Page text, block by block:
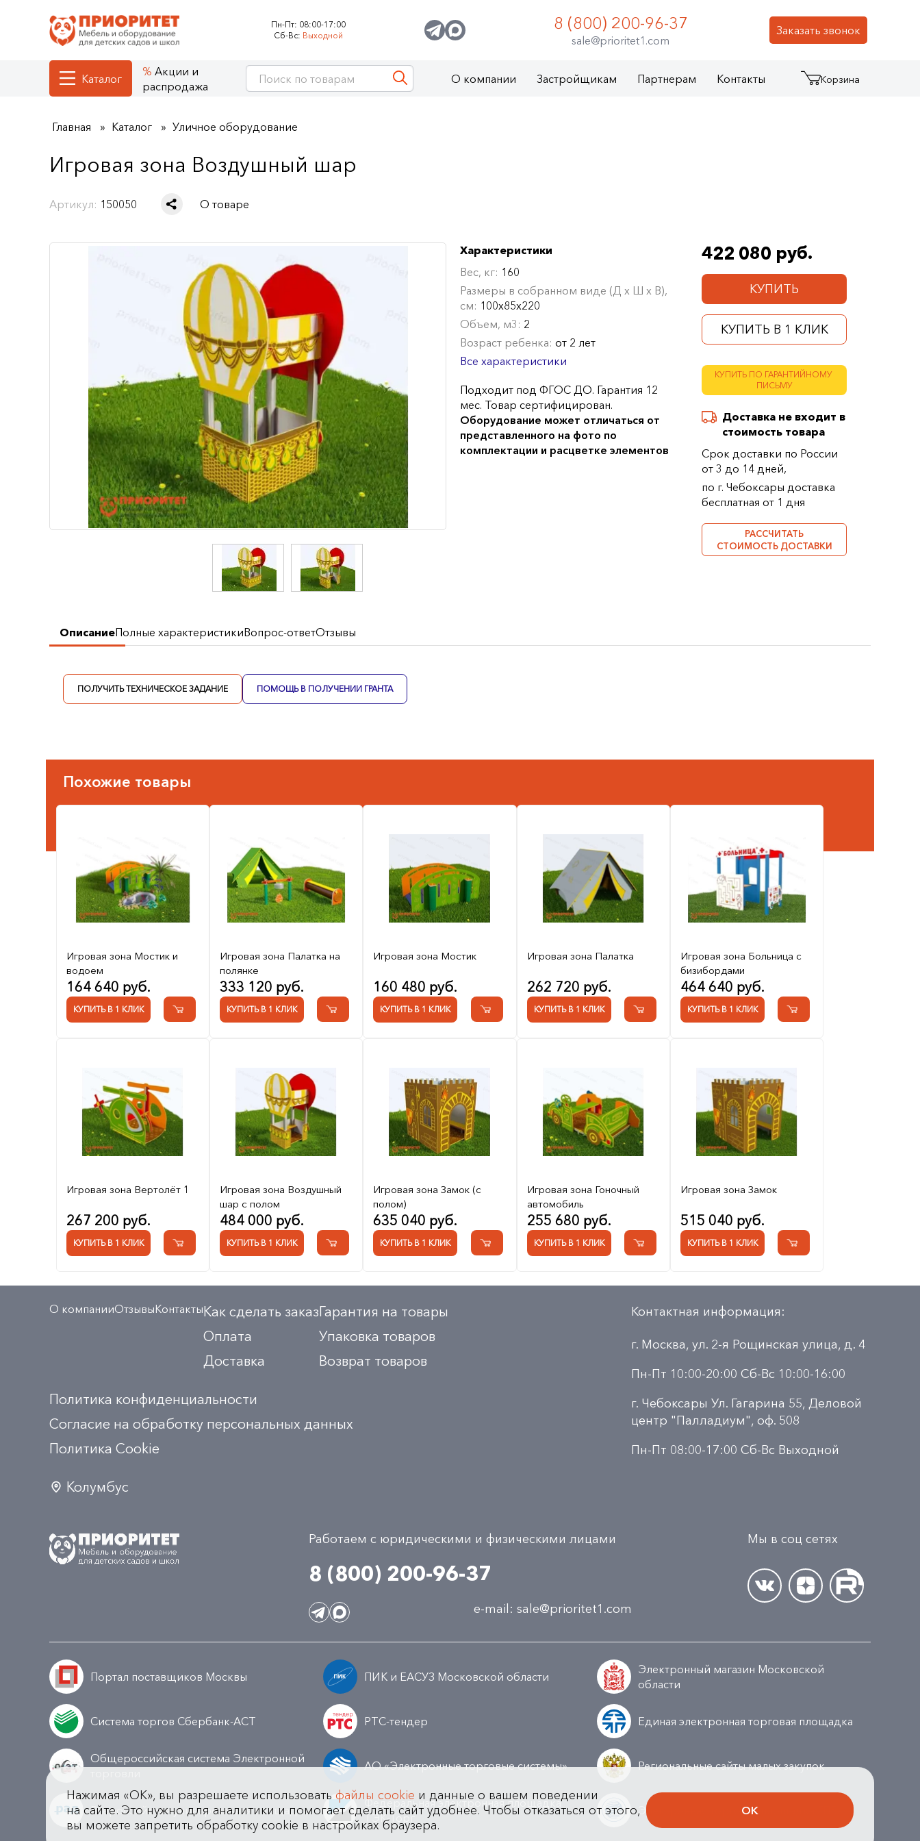
Пн-Пт: 08:00-17:00
Сб-Вс: Выходной Заказать звонок
8 (800) 200-96-37
sale@prioritet1.com
Каталог
Акции и
распродажа
О компании Застройщикам Партнерам Контакты Корзина
Главная Каталог Уличное оборудование
Игровая зона Воздушный шар
Артикул: 150050 О товаре
422 080 руб.
КУПИТЬ
КУПИТЬ В 1 КЛИК
КУПИТЬ ПО ГАРАНТИЙНОМУ
ПИСЬМУ
Доставка не входит в
стоимость товара
Срок доставки по России
от 3 до 14 дней,
по г. Чебоксары доставка
бесплатная от 1 дня
РАССЧИТАТЬ
СТОИМОСТЬ ДОСТАВКИ
Характеристики
Вес, кг: 160
Размеры в собранном виде (Д х Ш х В),
см: 100х85х220
Объем, м3: 2
Возраст ребенка: от 2 лет
Все характеристики
Подходит под ФГОС ДО. Гарантия 12
мес. Товар сертифицирован.
Оборудование может отличаться от
представленного на фото по
комплектации и расцветке элементов
ОписаниеПолные характеристикиВопрос-ответОтзывы
ПОЛУЧИТЬ ТЕХНИЧЕСКОЕ ЗАДАНИЕ ПОМОЩЬ В ПОЛУЧЕНИИ ГРАНТА
Похожие товары
Игровая зона Мостик и
водоем
164 640 руб.
КУПИТЬ В 1 КЛИК
Игровая зона Палатка на
полянке
333 120 руб.
КУПИТЬ В 1 КЛИК
Игровая зона Мостик
160 480 руб.
КУПИТЬ В 1 КЛИК
Игровая зона Палатка
262 720 руб.
КУПИТЬ В 1 КЛИК
Игровая зона Больница с
бизибордами
464 640 руб.
КУПИТЬ В 1 КЛИК
Игровая зона Вертолёт 1
267 200 руб.
КУПИТЬ В 1 КЛИК
Игровая зона Воздушный
шар с полом
484 000 руб.
КУПИТЬ В 1 КЛИК
Игровая зона Замок (с
полом)
635 040 руб.
КУПИТЬ В 1 КЛИК
Игровая зона Гоночный
автомобиль
255 680 руб.
КУПИТЬ В 1 КЛИК
Игровая зона Замок
515 040 руб.
КУПИТЬ В 1 КЛИК
О компанииОтзывыКонтактыКак сделать заказ
Оплата
Доставка
Гарантия на товары
Упаковка товаров
Возврат товаров
Политика конфиденциальности
Согласие на обработку персональных данных
Политика Сookie
Колумбус
Контактная информация:
г. Москва, ул. 2-я Рощинская улица, д. 4
Пн-Пт 10:00-20:00 Сб-Вс 10:00-16:00
г. Чебоксары Ул. Гагарина 55, Деловой
центр "Палладиум", оф. 508
Пн-Пт 08:00-17:00 Сб-Вс Выходной
Работаем с юридическими и физическими лицами
8 (800) 200-96-37
e-mail: sale@prioritet1.com
Мы в соц сетях
Портал поставщиков Москвы ПИК и ЕАСУЗ Московской области
Электронный магазин Московской
области
Система торгов Сбербанк-АСТ РТС-тендер Единая электронная торговая площадка
Общероссийская система Электронной
АО «Электронные торговые системы» Региональные сайты малых закупок
Всероссийская универсальная площадка
Федеральная электронная площадка
ТЭК-Торг
Электронная торговая площадка ГПБ
Нажимая «OK», вы разрешаете использовать файлы cookie и данные о вашем поведении
на сайте. Это нужно для аналитики и помогает сделать сайт удобнее. Чтобы отказаться от этого,
вы можете запретить обработку cookie в настройках браузера.
ОК